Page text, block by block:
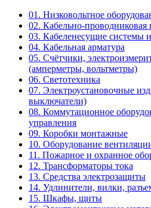
01. Низковольтное
02. Кабельно-проводниковая
03. Кабеленесущие системы
04. Кабельная арматура
05. Счётчики,
(амперметры, вольтметры)
06. Светотехника
07. Электроустановочные
выключатели)
08. Коммутационное
управления
09. Коробки монтажные
10. Оборудование
11. Пожарное и охранное
12. Трансформаторы тока
13. Средства электрозащиты
14. Удлинители, вилки,
15. Шкафы, щиты